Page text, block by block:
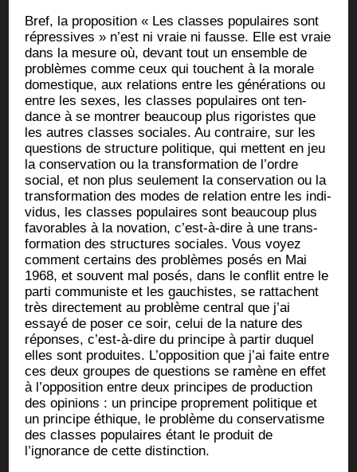
Bref, la pro­po­si­tion « Les classes popu­laires sont
répres­sives » n’est ni vraie ni fausse. Elle est vraie
dans la mesure où, devant tout un ensemble de
pro­blèmes comme ceux qui touchent à la morale
domes­tique, aux rela­tions entre les géné­ra­tions ou
entre les sexes, les classes popu­laires ont ten­
dance à se mon­trer beau­coup plus rigo­ristes que
les autres classes sociales. Au contraire, sur les
ques­tions de struc­ture poli­tique, qui mettent en jeu
la conser­va­tion ou la trans­for­ma­tion de l’ordre
social, et non plus seule­ment la conser­va­tion ou la
trans­for­ma­tion des modes de rela­tion entre les indi­
vi­dus, les classes popu­laires sont beau­coup plus
favo­rables à la nova­tion, c’est-à-dire à une trans­
for­ma­tion des struc­tures sociales. Vous voyez
com­ment cer­tains des pro­blèmes posés en Mai
1968, et sou­vent mal posés, dans le conflit entre le
par­ti com­mu­niste et les gau­chistes, se rat­tachent
très direc­te­ment au pro­blème cen­tral que j’ai
essayé de poser ce soir, celui de la nature des
réponses, c’est-à-dire du prin­cipe à par­tir duquel
elles sont pro­duites. L’opposition que j’ai faite entre
ces deux groupes de ques­tions se ramène en effet
à l’opposition entre deux prin­cipes de pro­duc­tion
des opi­nions : un prin­cipe pro­pre­ment poli­tique et
un prin­cipe éthique, le pro­blème du conser­va­tisme
des classes popu­laires étant le pro­duit de
l’ignorance de cette distinction.